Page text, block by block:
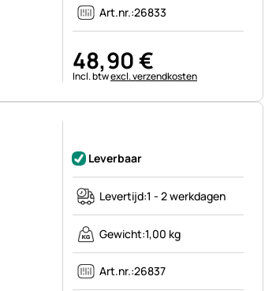
Art.nr.:26833
48,90€
Belastinginformatie:
Incl. btwexcl. verzendkosten
Leverbaar
Levertijd:1 - 2 werkdagen
Gewicht:1,00 kg
Art.nr.:26837